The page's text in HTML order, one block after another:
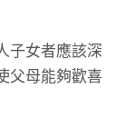
子女者應該深
父母能夠歡喜